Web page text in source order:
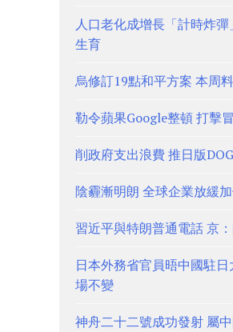
人口老化成增長「計時炸彈
生育
烏修訂19點和平方案 本周
勒令蘋果Google整頓 打擊
削政府支出浪費 推日版
陰霾漸明朗 全球企業放緩
習近平與特朗普通電話 京
日本外務省官員晤中國駐
場不變
神舟二十二號成功發射 屬